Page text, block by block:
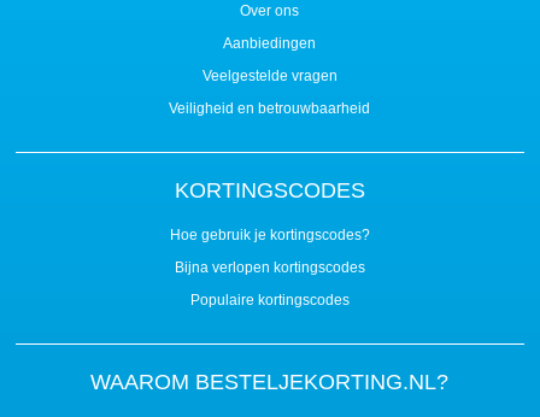
Over ons
Aanbiedingen
Veelgestelde vragen
Veiligheid en betrouwbaarheid
KORTINGSCODES
Hoe gebruik je kortingscodes?
Bijna verlopen kortingscodes
Populaire kortingscodes
WAAROM BESTELJEKORTING.NL?